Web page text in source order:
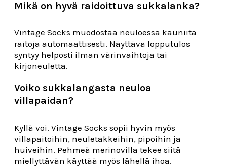
Mikä on hyvä raidoittuva sukkalanka?
Vintage Socks muodostaa neuloessa kauniita
raitoja automaattisesti. Näyttävä lopputulos
syntyy helposti ilman värinvaihtoja tai
kirjoneuletta.
Voiko sukkalangasta neuloa
villapaidan?
Kyllä voi. Vintage Socks sopii hyvin myös
villapaitoihin, neuletakkeihin, pipoihin ja
huiveihin. Pehmeä merinovilla tekee siitä
miellyttävän käyttää myös lähellä ihoa.